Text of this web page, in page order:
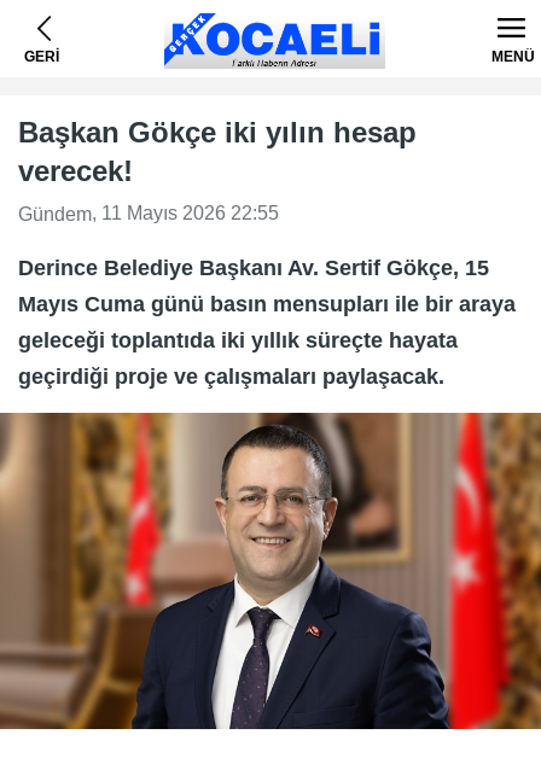
GERİ MENÜ
Başkan Gökçe iki yılın hesap
verecek!
Gündem, 11 Mayıs 2026 22:55
Derince Belediye Başkanı Av. Sertif Gökçe, 15
Mayıs Cuma günü basın mensupları ile bir araya
geleceği toplantıda iki yıllık süreçte hayata
geçirdiği proje ve çalışmaları paylaşacak.